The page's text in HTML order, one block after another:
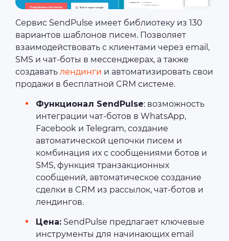
Сервис SendPulse имеет библиотеку из 130
вариантов шаблонов писем. Позволяет
взаимодействовать с клиентами через email,
SMS и чат-боты в мессенджерах, а также
создавать лендинги и автоматизировать свои
продажи в бесплатной CRM системе.
Функционал SendPulse: возможность
интеграции чат-ботов в WhatsApp,
Facebook и Telegram, создание
автоматической цепочки писем и
комбинация их с сообщениями ботов и
SMS, функция транзакционных
сообщений, автоматическое создание
сделки в CRM из рассылок, чат‑ботов и
лендингов.
Цена: SendPulse предлагает ключевые
инструменты для начинающих email